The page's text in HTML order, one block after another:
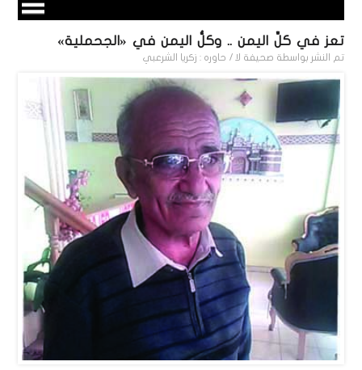
تعز في كلِّ اليمن .. وكلُّ اليمن في «الجحملية»
تم النشر بواسطة صحيفة لا / حاوره : زكريا الشرعبي